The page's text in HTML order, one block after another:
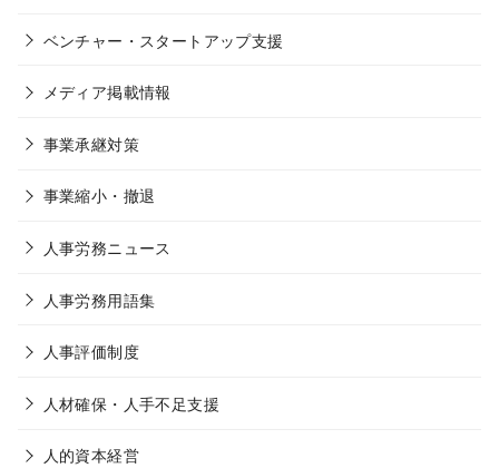
ベンチャー・スタートアップ支援
メディア掲載情報
事業承継対策
事業縮小・撤退
人事労務ニュース
人事労務用語集
人事評価制度
人材確保・人手不足支援
人的資本経営